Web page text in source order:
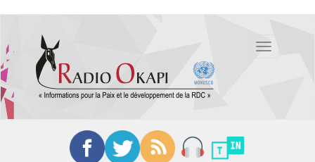
contenu
principal
Toggle